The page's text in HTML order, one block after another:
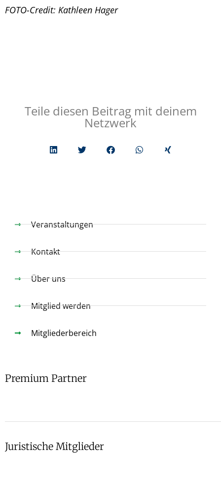
FOTO-Credit: Kathleen Hager
Teile diesen Beitrag mit deinem
Netzwerk
Veranstaltungen
Kontakt
Über uns
Mitglied werden
Mitgliederbereich
Premium Partner
Juristische Mitglieder